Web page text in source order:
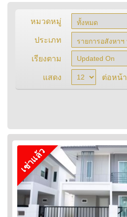
หมวดหมู่
ประเภท
เรียงตาม
แสดง ต่อหน้า
เช่าแล้ว